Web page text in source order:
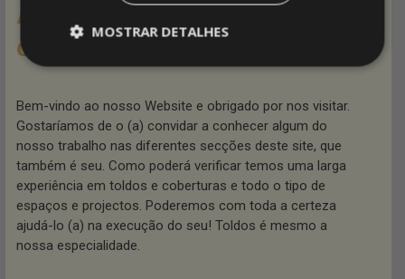
Arquitetoldos: Toldos e
coberturas (todo o país)
Bem-vindo ao nosso Website e obrigado por nos visitar.
Gostaríamos de o (a) convidar a conhecer algum do
nosso trabalho nas diferentes secções deste site, que
também é seu. Como poderá verificar temos uma larga
experiência em toldos e coberturas e todo o tipo de
espaços e projectos. Poderemos com toda a certeza
ajudá-lo (a) na execução do seu! Toldos é mesmo a
nossa especialidade.
MOSTRAR DETALHES